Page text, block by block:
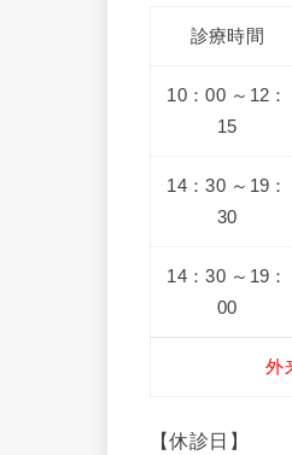
診療時間
10：00 ～12：
15
14：30 ～19：
30
14：30 ～19：
00
外
【休診日】